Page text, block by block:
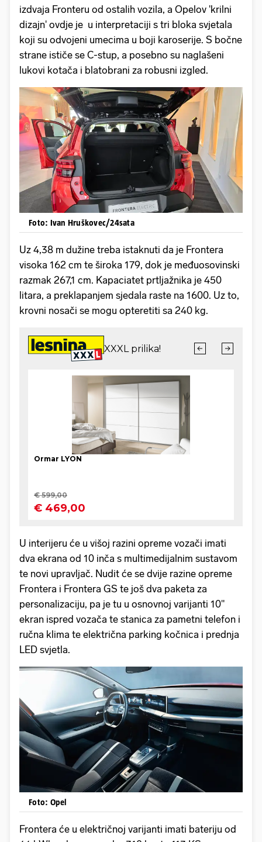
izdvaja Fronteru od ostalih vozila, a Opelov 'krilni
dizajn' ovdje je u interpretaciji s tri bloka svjetala
koji su odvojeni umecima u boji karoserije. S bočne
strane ističe se C-stup, a posebno su naglašeni
lukovi kotača i blatobrani za robusni izgled.
Foto: Ivan Hruškovec/24sata
Uz 4,38 m dužine treba istaknuti da je Frontera
visoka 162 cm te široka 179, dok je međuosovinski
razmak 267,1 cm. Kapaciatet prtljažnika je 450
litara, a preklapanjem sjedala raste na 1600. Uz to,
krovni nosači se mogu opteretiti sa 240 kg.
U interijeru će u višoj razini opreme vozači imati
dva ekrana od 10 inča s multimedijalnim sustavom
te novi upravljač. Nudit će se dvije razine opreme
Frontera i Frontera GS te još dva paketa za
personalizaciju, pa je tu u osnovnoj varijanti 10"
ekran ispred vozača te stanica za pametni telefon i
ručna klima te električna parking kočnica i prednja
LED svjetla.
Foto: Opel
Frontera će u električnoj varijanti imati bateriju od